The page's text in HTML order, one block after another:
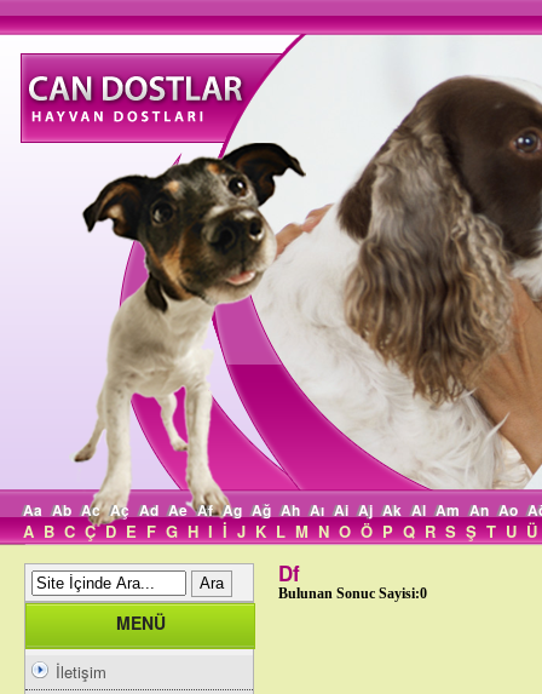
Aa Ab Ac Aç Ad Ae Af Ag Ağ Ah Aı Ai Aj Ak Al Am An Ao
A B C Ç D E F G H I İ J K L M N O Ö P Q R S Ş T U Ü
MENÜ
İletişim
Df
Bulunan Sonuc Sayisi:0